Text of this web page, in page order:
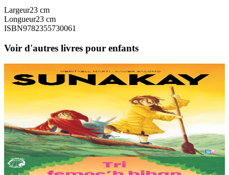
Largeur23 cm
Longueur23 cm
ISBN9782355730061
Voir d'autres livres pour enfants
TES
Sunakay
La mer est devenue une immense décharge dépourvue de vie sous-
marine. Deux soeurs survivent sur une île de plastique, au milieu des
déchets. Mais un évènement...
En stock25,00 €
3 ans et plus
TES